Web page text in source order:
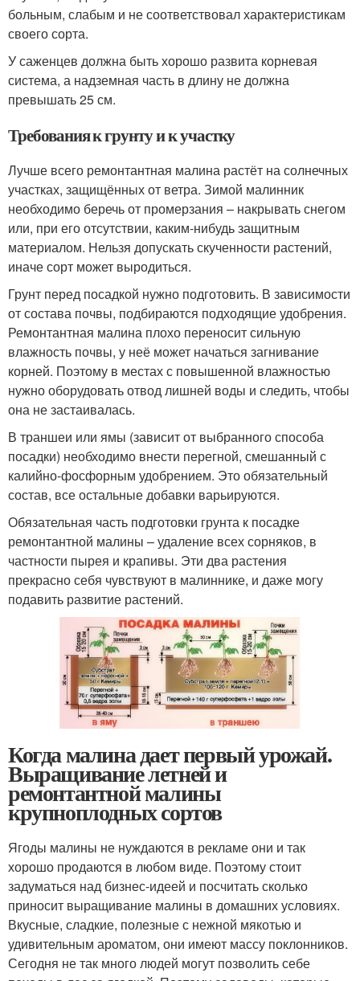
больным, слабым и не соответствовал характеристикам
своего сорта.
У саженцев должна быть хорошо развита корневая
система, а надземная часть в длину не должна
превышать 25 см.
Требования к грунту и к участку
Лучше всего ремонтантная малина растёт на солнечных
участках, защищённых от ветра. Зимой малинник
необходимо беречь от промерзания – накрывать снегом
или, при его отсутствии, каким-нибудь защитным
материалом. Нельзя допускать скученности растений,
иначе сорт может выродиться.
Грунт перед посадкой нужно подготовить. В зависимости
от состава почвы, подбираются подходящие удобрения.
Ремонтантная малина плохо переносит сильную
влажность почвы, у неё может начаться загнивание
корней. Поэтому в местах с повышенной влажностью
нужно оборудовать отвод лишней воды и следить, чтобы
она не застаивалась.
В траншеи или ямы (зависит от выбранного способа
посадки) необходимо внести перегной, смешанный с
калийно-фосфорным удобрением. Это обязательный
состав, все остальные добавки варьируются.
Обязательная часть подготовки грунта к посадке
ремонтантной малины – удаление всех сорняков, в
частности пырея и крапивы. Эти два растения
прекрасно себя чувствуют в малиннике, и даже могу
подавить развитие растений.
Когда малина дает первый урожай.
Выращивание летней и
ремонтантной малины
крупноплодных сортов
Ягоды малины не нуждаются в рекламе они и так
хорошо продаются в любом виде. Поэтому стоит
задуматься над бизнес-идеей и посчитать сколько
приносит выращивание малины в домашних условиях.
Вкусные, сладкие, полезные с нежной мякотью и
удивительным ароматом, они имеют массу поклонников.
Сегодня не так много людей могут позволить себе